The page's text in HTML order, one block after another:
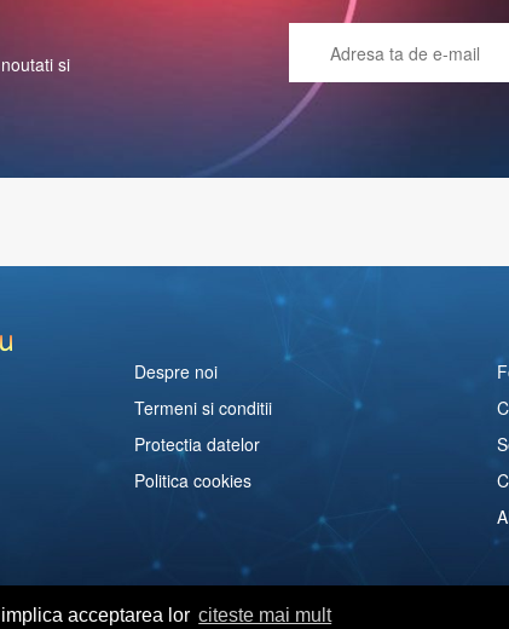
acceptarea lor citeste mai mult
si
Despre noi
Termeni si conditii
Protectia datelor
Politica cookies